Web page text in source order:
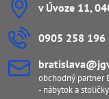
v Úvoze 11,
0905 258 196
obchodný partner
- nábytok a stoličky